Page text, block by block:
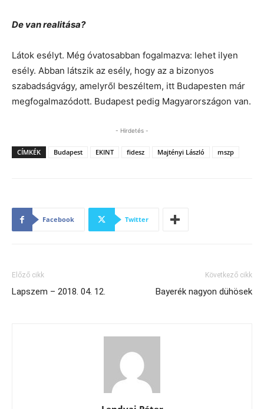
De van realitása?
Látok esélyt. Még óvatosabban fogalmazva: lehet ilyen
esély. Abban látszik az esély, hogy az a bizonyos
szabadságvágy, amelyről beszéltem, itt Budapesten már
megfogalmazódott. Budapest pedig Magyarországon van.
- Hirdetés -
CÍMKÉK Budapest EKINT fidesz Majtényi László mszp
Facebook Twitter
Előző cikk
Lapszem – 2018. 04. 12.
Következő cikk
Bayerék nagyon dühösek